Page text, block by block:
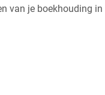
van je boekhouding